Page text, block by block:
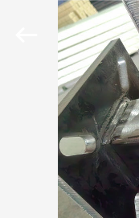
INICIO
SOBRE
NOSOTROS